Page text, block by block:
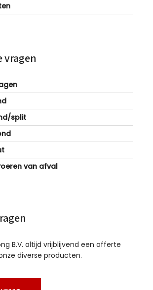
vragen
split
van afval
B.V. altijd vrijblijvend een offerte
diverse producten.